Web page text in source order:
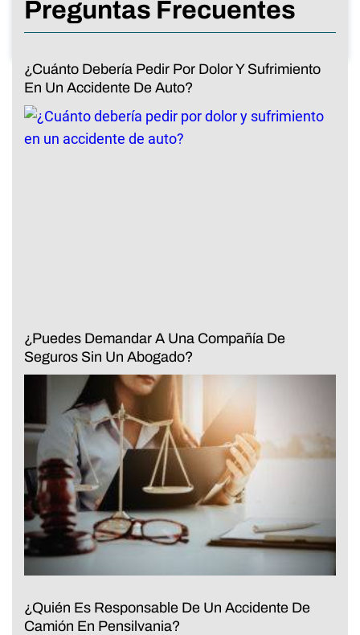
Preguntas Frecuentes
¿Cuánto Debería Pedir Por Dolor Y Sufrimiento
En Un Accidente De Auto?
¿Puedes Demandar A Una Compañía De
Seguros Sin Un Abogado?
¿Quién Es Responsable De Un Accidente De
Camión En Pensilvania?